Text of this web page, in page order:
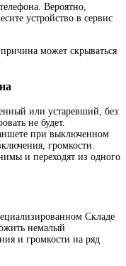
Вероятно,
устройство в сервис
может скрываться
или устаревший, без
не будет.
при выключенном
громкости.
и переходят из одного
Складе
немалый
и громкости на ряд